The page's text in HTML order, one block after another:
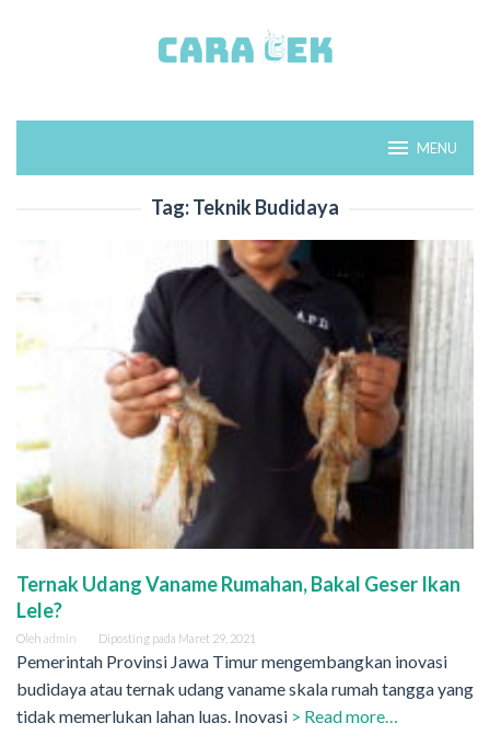
MENU
Tag:Teknik Budidaya
Ternak Udang Vaname Rumahan, Bakal Geser Ikan
Lele?
Oleh admin Diposting pada Maret 29, 2021
Pemerintah Provinsi Jawa Timur mengembangkan inovasi
budidaya atau ternak udang vaname skala rumah tangga yang
tidak memerlukan lahan luas. Inovasi > Read more…